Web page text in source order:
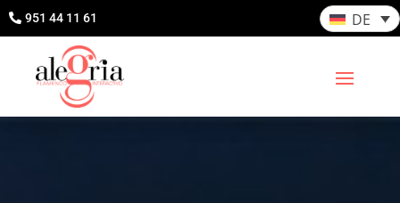
951 44 11 61 DE